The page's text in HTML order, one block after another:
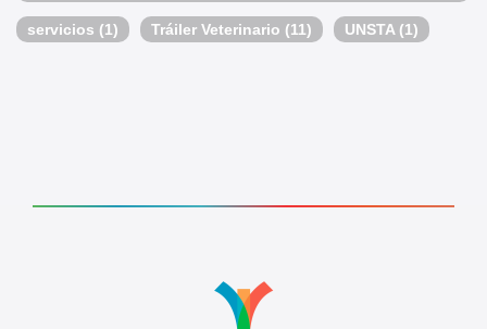
servicios (1) Tráiler Veterinario (11) UNSTA(1)